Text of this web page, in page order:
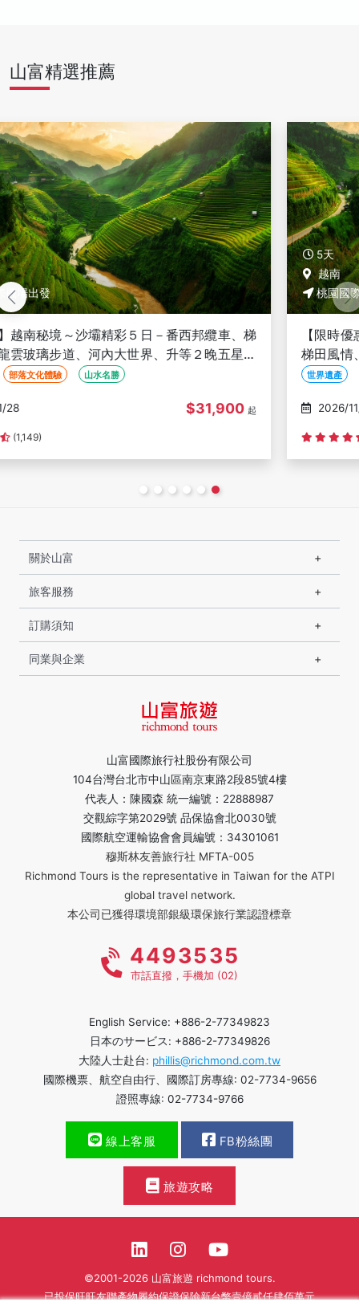
山富精選推薦
5天
越南
桃園國際機場出發
【限時優惠】越南秘境～沙壩精彩５日－番西邦纜車、
梯田風情、龍雲玻璃步道、河內大世界、升等２晚五星
渡假村<全程豪華三排椅>
世界遺產 部落文化體驗
$28,900 起
山富國際旅行社股份有限公司
104台灣台北市中山區南京東路2段85號4樓
代表人：陳國森 統一編號：22888987
交觀綜字第2029號 品保協會北0030號
國際航空運輸協會會員編號：34301061
穆斯林友善旅行社 MFTA-005
Richmond Tours is the representative in Taiwan for the ATPI
global travel network.
本公司已獲得環境部銀級環保旅行業認證標章
關於山富
旅客服務
訂購須知
同業與企業
4493535
市話直撥，手機加 (02)
English Service: +886-2-77349823
日本のサービス: +886-2-77349826
大陸人士赴台: phillis@richmond.com.tw
國際機票、航空自由行、國際訂房專線: 02-7734-9656
證照專線: 02-7734-9766
線上客服 FB粉絲團
旅遊攻略
©2001-2026 山富旅遊 richmond tours.
已投保旺旺友聯產物履約保證保險新台幣壹億貳仟肆佰萬元